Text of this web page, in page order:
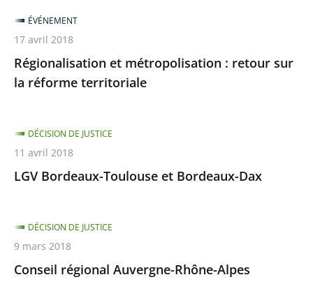
Régionalisation et métropolisation : retour sur
la réforme territoriale
ÉVÉNEMENT
17 avril 2018
LGV Bordeaux-Toulouse et Bordeaux-Dax
DÉCISION DE JUSTICE
11 avril 2018
Conseil régional Auvergne-Rhône-Alpes
DÉCISION DE JUSTICE
9 mars 2018